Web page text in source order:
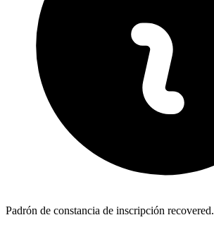
Padrón de constancia de inscripción recovered.